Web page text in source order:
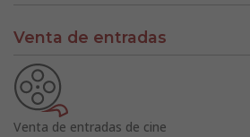
Venta de entradas
Venta de entradas de cine